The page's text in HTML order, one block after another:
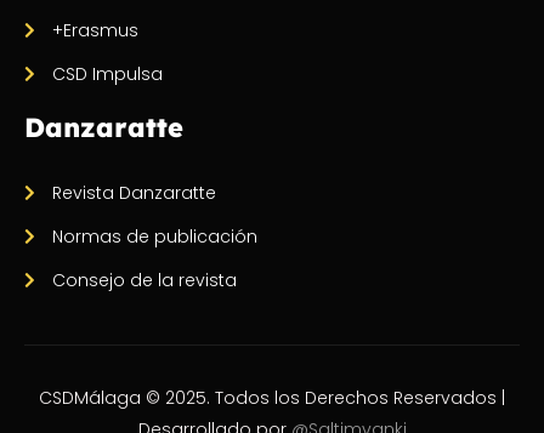
+Erasmus
CSD Impulsa
Danzaratte
Revista Danzaratte
Normas de publicación
Consejo de la revista
CSDMálaga © 2025. Todos los Derechos Reservados |